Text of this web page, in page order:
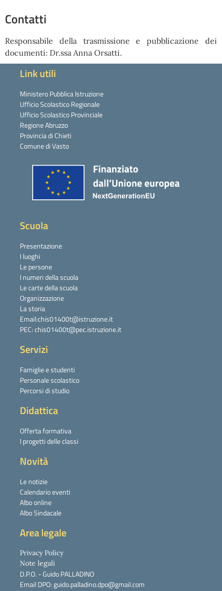
Contatti
Responsabile della trasmissione e pubblicazione dei
documenti: Dr.ssa Anna Orsatti.
Link utili
Ministero Pubblica Istruzione
Ufficio Scolastico Regionale
Ufficio Scolastico Provinciale
Regione Abruzzo
Provincia di Chieti
Comune di Vasto
Scuola
Presentazione
I luoghi
Le persone
I numeri della scuola
Le carte della scuola
Organizzazione
La storia
Email:chis01400t@istruzione.it
PEC: chis01400t@pec.istruzione.it
Servizi
Famiglie e studenti
Personale scolastico
Percorsi di studio
Didattica
Offerta formativa
I progetti delle classi
Novità
Le notizie
Calendario eventi
Albo online
Albo Sindacale
Area legale
Privacy Policy
Note legali
D.P.O. - Guido PALLADINO
Email DPO: guido.palladino.dpo@gmail.com